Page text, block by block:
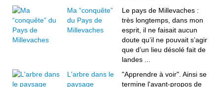
Ma “conquête”
du Pays de
Millevaches
Le pays de Millevaches :
très longtemps, dans mon
esprit, il ne faisait aucun
doute qu’il ne pouvait s’agir
que d’un lieu désolé fait de
landes ...
L'arbre dans le
paysage
"Apprendre à voir". Ainsi se
termine l'avant-propos de